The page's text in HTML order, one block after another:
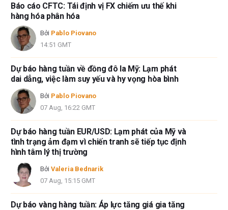
Báo cáo CFTC: Tái định vị FX chiếm ưu thế khi
hàng hóa phân hóa
Bởi Pablo Piovano
14:51 GMT
Dự báo hàng tuần về đồng đô la Mỹ: Lạm phát
dai dẳng, việc làm suy yếu và hy vọng hòa bình
Bởi Pablo Piovano
07 Aug, 16:22 GMT
Dự báo hàng tuần EUR/USD: Lạm phát của Mỹ và
tình trạng ảm đạm vì chiến tranh sẽ tiếp tục định
hình tâm lý thị trường
Bởi Valeria Bednarik
07 Aug, 15:15 GMT
Dự báo vàng hàng tuần: Áp lực tăng giá gia tăng